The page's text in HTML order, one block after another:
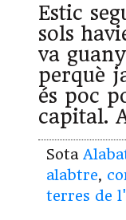
Estic
sols
va
perquè
és poc
capital.
Sota
alabtre,
terres de